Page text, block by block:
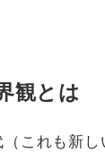
観とは
これも新し